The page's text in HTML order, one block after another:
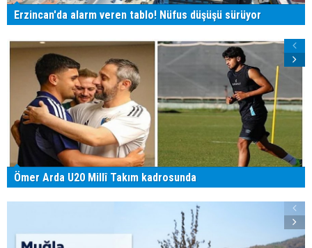
Erzincan'da alarm veren tablo! Nüfus düşüşü sürüyor
Ömer Arda U20 Millî Takım kadrosunda